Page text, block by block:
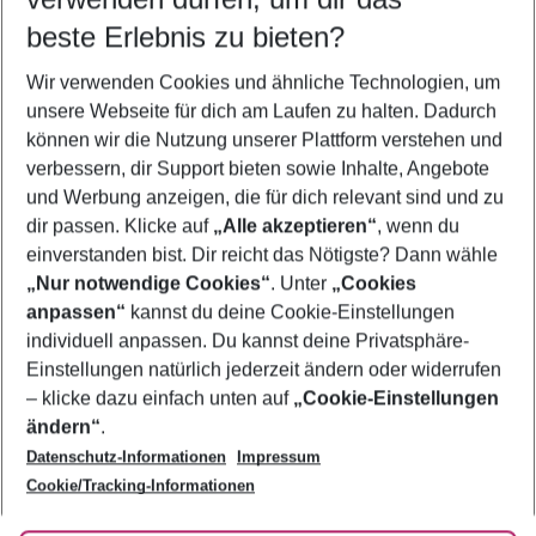
5-8 Nächte
2 Erwachsene Keine Kinder
Mehr Filter anzeigen
Footer
Footer navigation
Über uns
AGB
Bestpreisgarantie
Cookie-Einstellungen ändern
Cookie-Richtlinie
Agenturbetreuung
Barrierefreies Reisen
Folge uns
beste Erlebnis zu bieten?
Wir verwenden Cookies und ähnliche Technologien, um
unsere Webseite für dich am Laufen zu halten. Dadurch
können wir die Nutzung unserer Plattform verstehen und
verbessern, dir Support bieten sowie Inhalte, Angebote
und Werbung anzeigen, die für dich relevant sind und zu
dir passen. Klicke auf „Alle akzeptieren“, wenn du
einverstanden bist. Dir reicht das Nötigste? Dann wähle
„Nur notwendige Cookies“. Unter „Cookies
anpassen“ kannst du deine Cookie-Einstellungen
individuell anpassen. Du kannst deine Privatsphäre-
Einstellungen natürlich jederzeit ändern oder widerrufen
– klicke dazu einfach unten auf „Cookie-Einstellungen
ändern“.
Datenschutz-Informationen
Impressum
Cookie/Tracking-Informationen